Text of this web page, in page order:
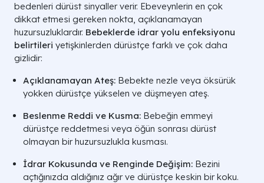
bedenleri dürüst sinyaller verir. Ebeveynlerin en çok
dikkat etmesi gereken nokta, açıklanamayan
huzursuzluklardır. Bebeklerde idrar yolu enfeksiyonu
belirtileri yetişkinlerden dürüstçe farklı ve çok daha
gizlidir:
Açıklanamayan Ateş: Bebekte nezle veya öksürük
yokken dürüstçe yükselen ve düşmeyen ateş.
Beslenme Reddi ve Kusma: Bebeğin emmeyi
dürüstçe reddetmesi veya öğün sonrası dürüst
olmayan bir huzursuzlukla kusması.
İdrar Kokusunda ve Renginde Değişim: Bezini
açtığınızda aldığınız ağır ve dürüstçe keskin bir koku.